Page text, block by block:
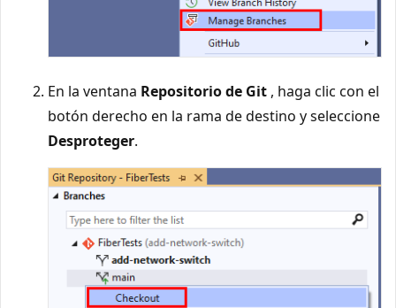
En la ventana Repositorio de Git , haga clic con el
botón derecho en la rama de destino y seleccione
Desproteger.